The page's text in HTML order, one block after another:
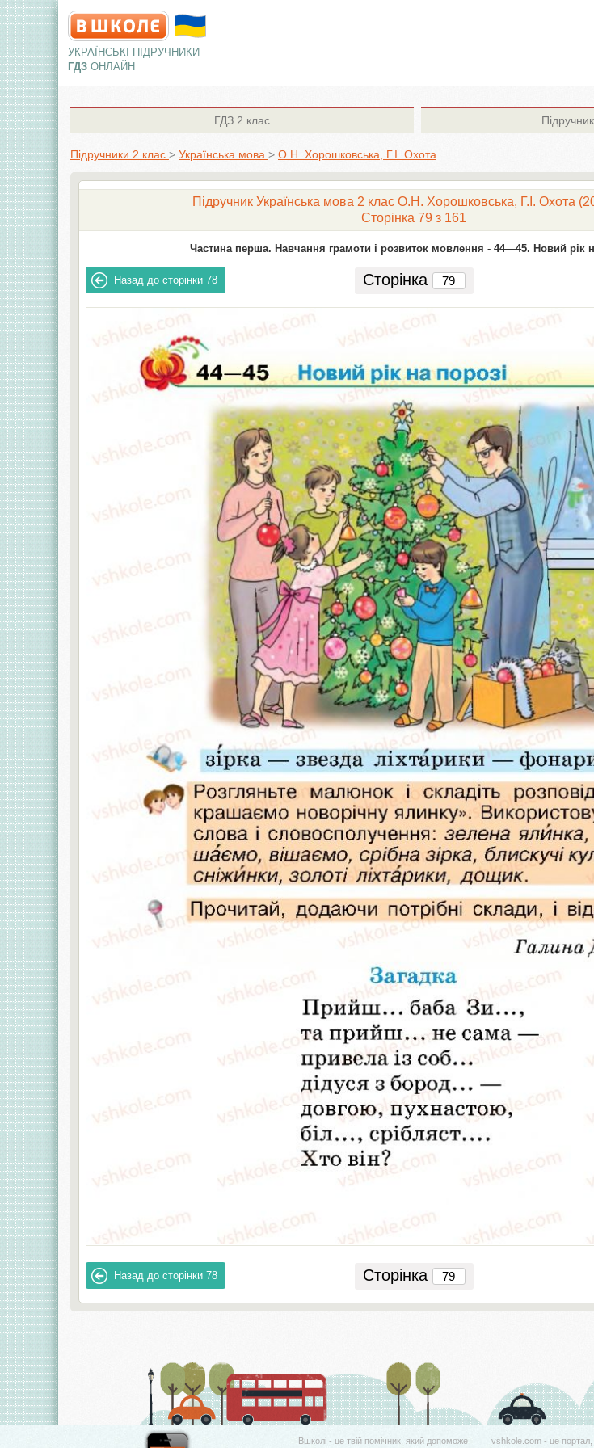
УКРАЇНСЬКІ ПІДРУЧНИКИ
ГДЗ ОНЛАЙН
ГДЗ 2 клас
Підручники 2 клас > Українська мова > О.Н. Хорошковська, Г.І. Охота
Підручник Українська мова 2 клас О.Н. Хорошковська, Г.І. Охота
Сторінка 79 з 161
Частина перша. Навчання грамоти і розвиток мовлення - 44—45. Новий рік
Назад до сторінки 78 Сторінка
Назад до сторінки 78 Сторінка
Вшколі - це твій помічник, який допоможе
vshkole.com - це